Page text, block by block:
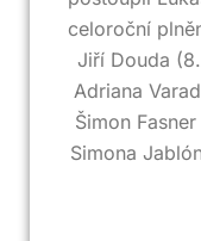
celoroční
Jiří Douda
Adriana
Šimon
Simona